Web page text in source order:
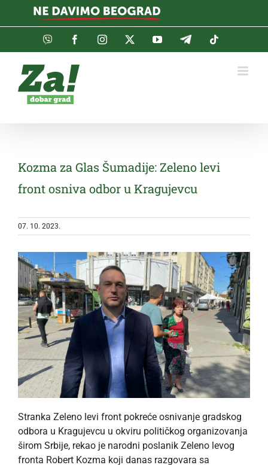
Viber FacebookInstagramTwitterYouTubeTelegram
Kozma za Glas Šumadije: Zeleno levi
front osniva odbor u Kragujevcu
07. 10. 2023.
Stranka Zeleno levi front pokreće osnivanje gradskog
odbora u Kragujevcu u okviru političkog organizovanja
širom Srbije, rekao je narodni poslanik Zeleno levog
fronta Robert Kozma koji danas razgovara sa